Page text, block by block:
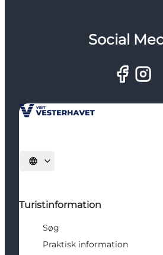
Social
Vælg sprog
Turistinformation
Søg
Praktisk information